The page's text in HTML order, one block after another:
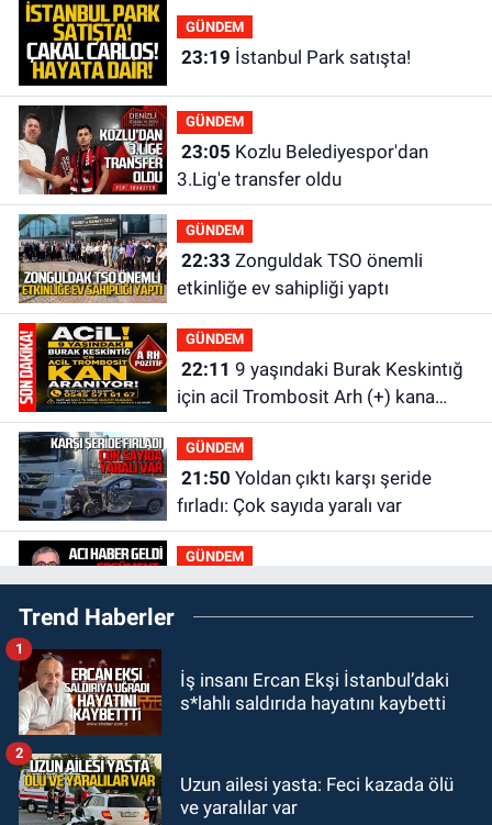
GÜNDEM
23:19 İstanbul Park satışta!
GÜNDEM
23:05
3.Lig'e transfer oldu
GÜNDEM
22:33
etkinliğe ev sahipliği yaptı
GÜNDEM
22:11
için acil Trombosit Arh (+) kana
ihtiyaç var
GÜNDEM
21:50
fırladı: Çok sayıda yaralı var
GÜNDEM
21:38Ercüment Ünal'dan acık
haber geldi: Ameliyata dayanamadı
21:12Yönetim kulübü önce borç
batağına soktu şimdi de görevden
20:56Otomobilin çarptığı yaşlı
Trend Haberler
İş insanı Ercan Ekşi İstanbul’daki
s*lahlı saldırıda hayatını kaybetti
1
Uzun ailesi yasta: Feci kazada ölü
ve yaralılar var
2